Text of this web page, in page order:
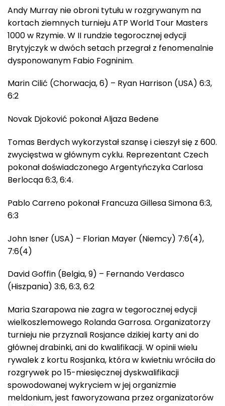
Andy Murray nie obroni tytułu w rozgrywanym na
kortach ziemnych turnieju ATP World Tour Masters
1000 w Rzymie. W II rundzie tegorocznej edycji
Brytyjczyk w dwóch setach przegrał z fenomenalnie
dysponowanym Fabio Fogninim.
Marin Cilić (Chorwacja, 6) – Ryan Harrison (USA) 6:3,
6:2
Novak Djoković pokonał Aljaza Bedene
Tomas Berdych wykorzystał szansę i cieszył się z 600.
zwycięstwa w głównym cyklu. Reprezentant Czech
pokonał doświadczonego Argentyńczyka Carlosa
Berlocqa 6:3, 6:4.
Pablo Carreno pokonał Francuza Gillesa Simona 6:3,
6:3
John Isner (USA) – Florian Mayer (Niemcy) 7:6(4),
7:6(4)
David Goffin (Belgia, 9) – Fernando Verdasco
(Hiszpania) 3:6, 6:3, 6:2
Maria Szarapowa nie zagra w tegorocznej edycji
wielkoszlemowego Rolanda Garrosa. Organizatorzy
turnieju nie przyznali Rosjance dzikiej karty ani do
głównej drabinki, ani do kwalifikacji. W opinii wielu
rywalek z kortu Rosjanka, która w kwietniu wróciła do
rozgrywek po 15-miesięcznej dyskwalifikacji
spowodowanej wykryciem w jej organizmie
meldonium, jest faworyzowana przez organizatorów